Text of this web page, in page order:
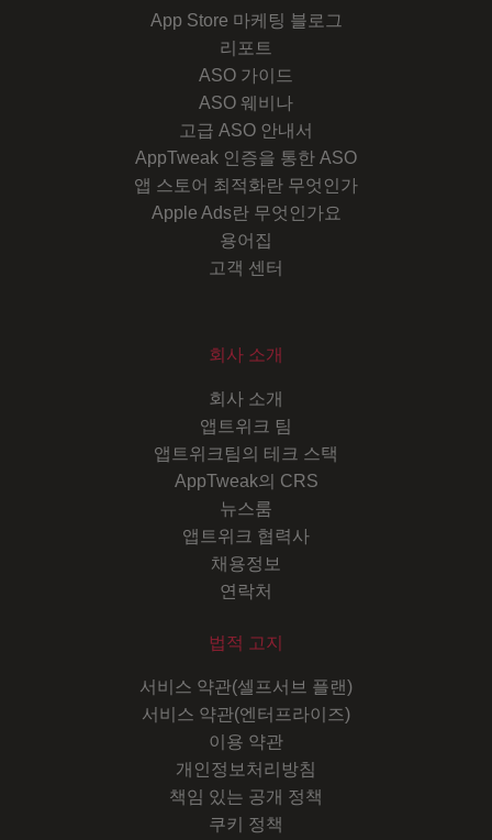
App Store 마케팅 블로그
리포트
ASO 가이드
ASO 웨비나
고급 ASO 안내서
AppTweak 인증을 통한 ASO
앱 스토어 최적화란 무엇인가
Apple Ads란 무엇인가요
용어집
고객 센터
회사 소개
회사 소개
앱트위크 팀
앱트위크팀의 테크 스택
AppTweak의 CRS
뉴스룸
앱트위크 협력사
채용정보
연락처
법적 고지
서비스 약관(셀프서브 플랜)
서비스 약관(엔터프라이즈)
이용 약관
개인정보처리방침
책임 있는 공개 정책
쿠키 정책